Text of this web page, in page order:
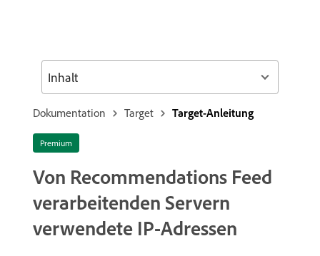
Dokumentation Target Target-Anleitung
Premium
Von Recommendations Feed
verarbeitenden Servern
verwendete IP-Adressen
Inhalt